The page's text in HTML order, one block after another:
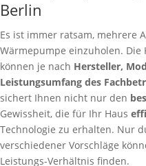
Berlin
Es ist immer ratsam, mehrere
Wärmepumpe einzuholen.
können je nach Hersteller,
Leistungsumfang des
sichert Ihnen nicht nur den
Gewissheit, die für Ihr Haus
Technologie zu erhalten. Nur
verschiedener Vorschläge
Leistungs-Verhältnis finden.